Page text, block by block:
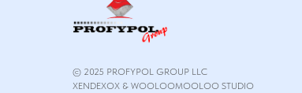
© 2025 PROFYPOL GROUP LLC
XENDEXOX & WOOLOOMOOLOO STUDIO